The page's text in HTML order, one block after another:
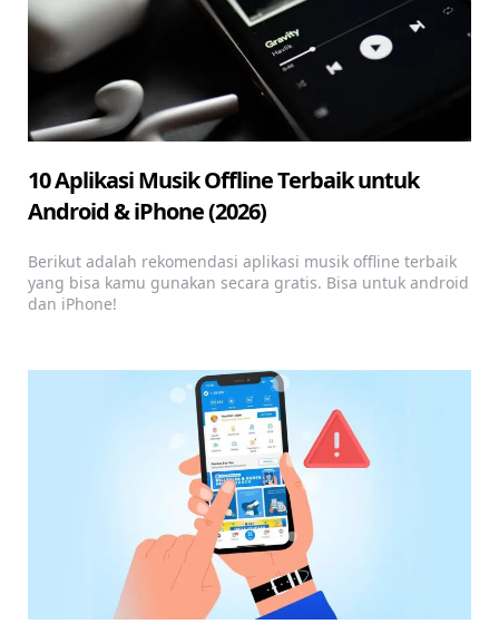
10 Aplikasi Musik Offline Terbaik untuk
Android & iPhone (2026)
Berikut adalah rekomendasi aplikasi musik offline terbaik
yang bisa kamu gunakan secara gratis. Bisa untuk android
dan iPhone!